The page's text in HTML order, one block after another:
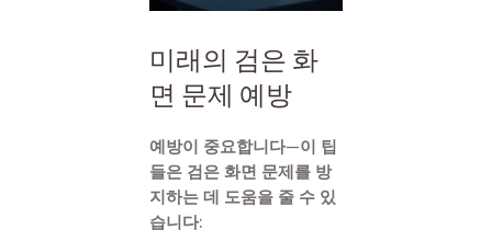
미래의 검은 화
면 문제 예방
예방이 중요합니다—이 팁
들은 검은 화면 문제를 방
지하는 데 도움을 줄 수 있
습니다: